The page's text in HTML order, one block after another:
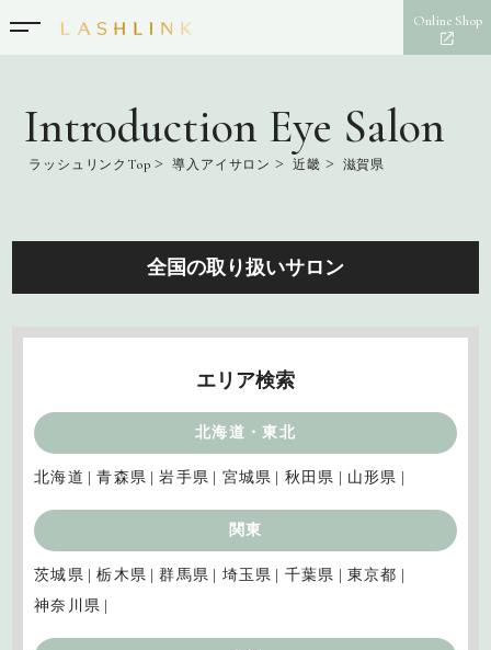
Online Shop
Introduction Eye Salon
ラッシュリンクTop > 導入アイサロン > 近畿 > 滋賀県
全国の取り扱いサロン
エリア検索
北海道・東北
北海道 青森県 岩手県 宮城県 秋田県 山形県
関東
茨城県 栃木県 群馬県 埼玉県 千葉県
東京都
神奈川県